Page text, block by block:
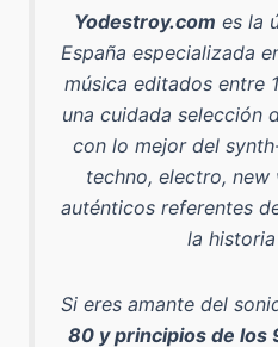
Yodestroy.com es la
España especializada
música editados entre
una cuidada selección
con lo mejor del
techno, electro,
auténticos referentes
la
Si eres amante del
80 y principios de los